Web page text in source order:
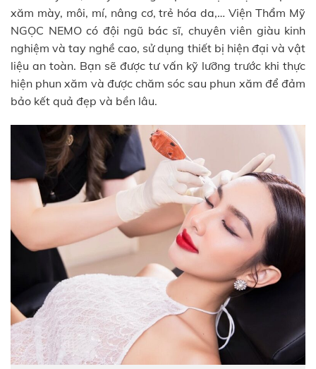
xăm mày, môi, mí, nâng cơ, trẻ hóa da,… Viện Thẩm Mỹ
NGỌC NEMO có đội ngũ bác sĩ, chuyên viên giàu kinh
nghiệm và tay nghề cao, sử dụng thiết bị hiện đại và vật
liệu an toàn. Bạn sẽ được tư vấn kỹ lưỡng trước khi thực
hiện phun xăm và được chăm sóc sau phun xăm để đảm
bảo kết quả đẹp và bền lâu.